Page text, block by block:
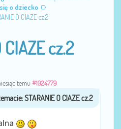
o dziecko
O CIAZE cz.2
CIAZE cz.2
temu #1024779
gosiak